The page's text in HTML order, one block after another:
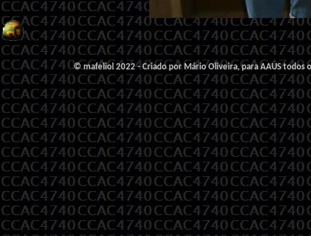
© mafeliol 2022 - Criado por Mário Oliveira, para AAUS todos